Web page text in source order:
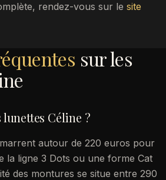
rendez-vous sur le site
sur les
Céline ?
autour de 220 euros pour
la ligne 3 Dots ou une forme Cat
des montures se situe entre 290